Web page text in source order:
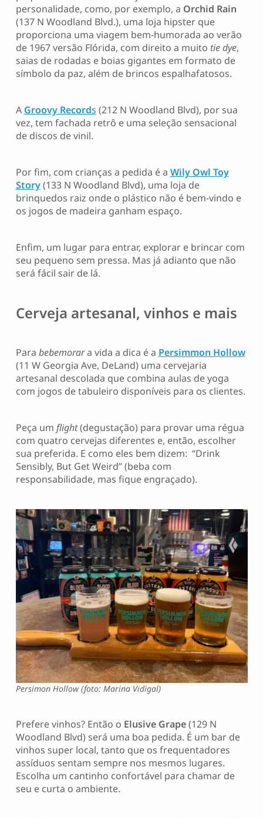
personalidade, como, por exemplo, a Orchid Rain
(137 N Woodland Blvd.), uma loja hipster que
proporciona uma viagem bem-humorada ao verão
de 1967 versão Flórida, com direito a muito tie dye,
saias de rodadas e boias gigantes em formato de
símbolo da paz, além de brincos espalhafatosos.
A Groovy Records (212 N Woodland Blvd), por sua
vez, tem fachada retrô e uma seleção sensacional
de discos de vinil.
Por fim, com crianças a pedida é a Wily Owl Toy
Story(133 N Woodland Blvd), uma loja de
brinquedos raiz onde o plástico não é bem-vindo e
os jogos de madeira ganham espaço.
Enfim, um lugar para entrar, explorar e brincar com
seu pequeno sem pressa. Mas já adianto que não
será fácil sair de lá.
Cerveja artesanal, vinhos e mais
Para bebemorara vida a dica é a Persimmon Hollow
(11 W Georgia Ave, DeLand) uma cervejaria
artesanal descolada que combina aulas de yoga
com jogos de tabuleiro disponíveis para os clientes.
Peça um flight(degustação) para provar uma régua
com quatro cervejas diferentes e, então, escolher
sua preferida. E como eles bem dizem: “Drink
Sensibly, But Get Weird” (beba com
responsabilidade, mas fique engraçado).
Persimon Hollow (foto: Marina Vidigal)
Prefere vinhos? Então o Elusive Grape(129 N
Woodland Blvd) será uma boa pedida. É um bar de
vinhos super local, tanto que os frequentadores
assíduos sentam sempre nos mesmos lugares.
Escolha um cantinho confortável para chamar de
seu e curta o ambiente.